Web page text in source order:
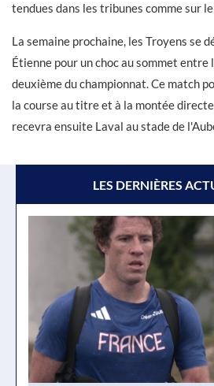
tendues dans les tribunes comme sur
La semaine prochaine, les Troyens se
Étienne pour un choc au sommet entre
deuxième du championnat. Ce match
la course au titre et à la montée directe
recevra ensuite Laval au stade de
LES DERNIÈRES